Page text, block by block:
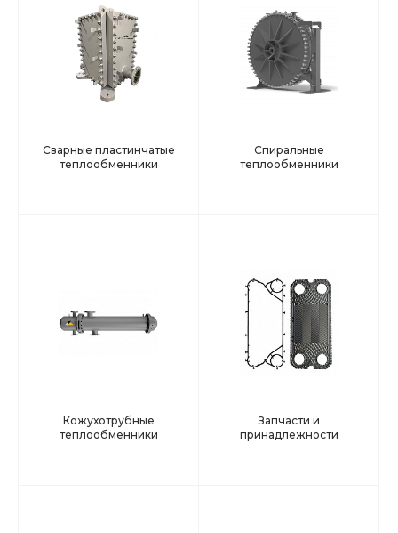
Сварные пластинчатые
теплообменники
Спиральные
теплообменники
Кожухотрубные
теплообменники
Запчасти и
принадлежности